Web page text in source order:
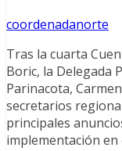
coordenadanorte
Tras la cuarta
Boric, la Delegada
Parinacota,
secretarios
principales
implementación